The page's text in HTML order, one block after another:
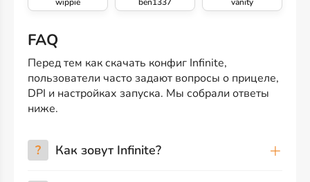
wippie ben1337 vanity
FAQ
Перед тем как скачать конфиг Infinite,
пользователи часто задают вопросы о прицеле,
DPI и настройках запуска. Мы собрали ответы
ниже.
? Как зовут Infinite?